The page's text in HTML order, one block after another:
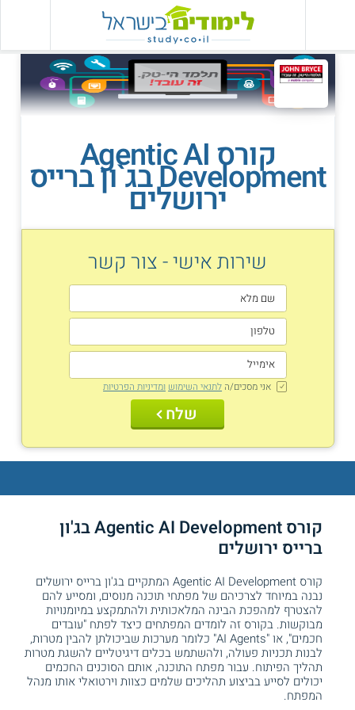
קורס Agentic AI
Development בג`ון ברייסירושלים
שירות אישי - צור קשר
אני מסכים/ה לתנאי השימוש ומדיניות הפרטיות
שלח
קורס Agentic AI Development בג'ון
ברייס ירושלים
קורס Agentic AI Development המתקיים בג'ון ברייס ירושלים
נבנה במיוחד לצרכיהם של מפתחי תוכנה מנוסים, ומסייע להם
להצטרף למהפכת הבינה המלאכותית ולהתמקצע במיומנויות
מבוקשות. בקורס זה לומדים המפתחים כיצד לפתח "עובדים
חכמים", או "AI Agents" כלומר מערכות שביכולתן להבין מטרות,
לבנות תכניות פעולה, ולהשתמש בכלים דיגיטליים להשגת מטרות
תהליך הפיתוח. עבור מפתח התוכנה, אותם הסוכנים החכמים
יכולים לסייע בביצוע תהליכים שלמים כצוות וירטואלי אותו מנהל
המפתח.